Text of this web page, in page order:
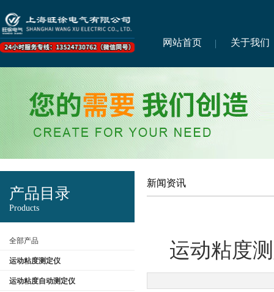
网站首页 关于我们
产品目录
Products
全部产品
运动粘度测定仪
运动粘度自动测定仪
新闻资讯
运动粘度